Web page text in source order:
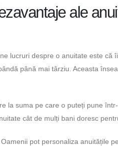
ale
lucruri despre o anuitate este
până mai târziu. Aceasta
la suma pe care o puteți pune
cât de mulți bani doresc
pot personaliza anuitățile